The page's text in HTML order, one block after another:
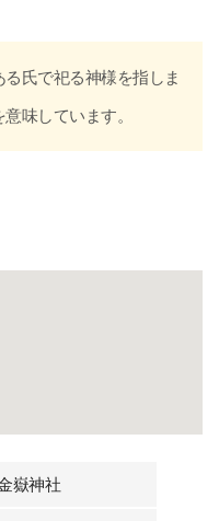
氏で祀る神様を指しま
味しています。
嶽神社